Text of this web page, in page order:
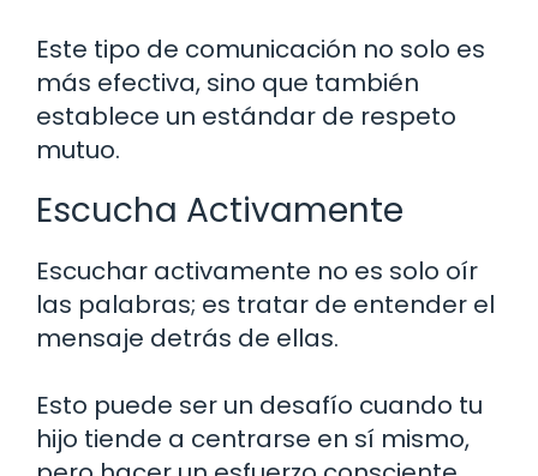
Este tipo de comunicación no solo es
más efectiva, sino que también
establece un estándar de respeto
mutuo.
Escucha Activamente
Escuchar activamente no es solo oír
las palabras; es tratar de entender el
mensaje detrás de ellas.
Esto puede ser un desafío cuando tu
hijo tiende a centrarse en sí mismo,